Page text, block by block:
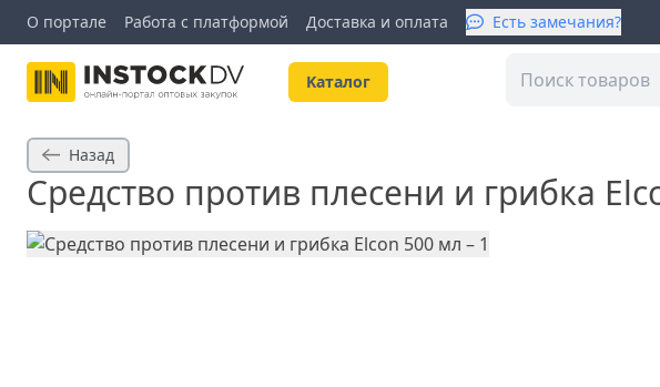
О портале Работа с платформой Доставка и оплата Есть замечания?
Kаталог
Назад
Средство против плесени и грибка